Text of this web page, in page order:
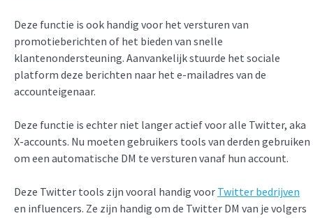
Deze functie is ook handig voor het versturen van
promotieberichten of het bieden van snelle
klantenondersteuning. Aanvankelijk stuurde het sociale
platform deze berichten naar het e-mailadres van de
accounteigenaar.
Deze functie is echter niet langer actief voor alle Twitter, aka
X-accounts. Nu moeten gebruikers tools van derden gebruiken
om een automatische DM te versturen vanaf hun account.
Deze Twitter tools zijn vooral handig voor Twitter bedrijven
en influencers. Ze zijn handig om de Twitter DM van je volgers